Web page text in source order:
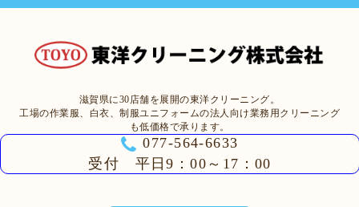
滋賀県に30店舗を展開の東洋クリーニング。
工場の作業服、白衣、制服ユニフォームの法人向け業務用クリーニング
も低価格で承ります。
077-564-6633
受付 平日9：00～17：00